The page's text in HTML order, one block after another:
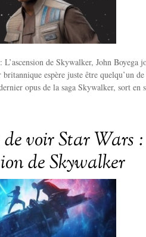
de Skywalker, John Boyega
espère juste être quelqu’un
opus de la saga Skywalker, sort en
de voir Star Wars :
de Skywalker